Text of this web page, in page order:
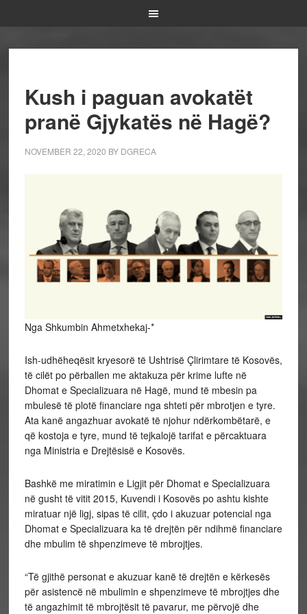
Kush i paguan avokatët
pranë Gjykatës në Hagë?
NOVEMBER 22, 2020 BY DGRECA
Nga Shkumbin Ahmetxhekaj-*
Ish-udhëheqësit kryesorë të Ushtrisë Çlirimtare të Kosovës,
të cilët po përballen me aktakuza për krime lufte në
Dhomat e Specializuara në Hagë, mund të mbesin pa
mbulesë të plotë financiare nga shteti për mbrotjen e tyre.
Ata kanë angazhuar avokatë të njohur ndërkombëtarë, e
që kostoja e tyre, mund të tejkalojë tarifat e përcaktuara
nga Ministria e Drejtësisë e Kosovës.
Bashkë me miratimin e Ligjit për Dhomat e Specializuara
në gusht të vitit 2015, Kuvendi i Kosovës po ashtu kishte
miratuar një ligj, sipas të cilit, çdo i akuzuar potencial nga
Dhomat e Specializuara ka të drejtën për ndihmë financiare
dhe mbulim të shpenzimeve të mbrojtjes.
“Të gjithë personat e akuzuar kanë të drejtën e kërkesës
për asistencë në mbulimin e shpenzimeve të mbrojtjes dhe
të angazhimit të mbrojtësit të pavarur, me përvojë dhe